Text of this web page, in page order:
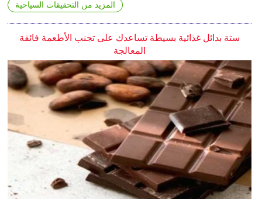
المزيد من التحقيقات السياحية
ستة بدائل غذائية بسيطة تساعدك على تجنب الأطعمة فائقة
المعالجة